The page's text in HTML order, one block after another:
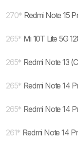
270* Redmi Note 15
265* Mi 10T Lite 5G
265* Redmi Note 13
265* Redmi Note 14
265* Redmi Note 14
261* Redmi Note 14